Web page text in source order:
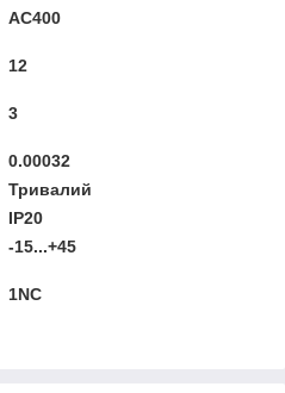
AC400
12
3
0.00032
Тривалий
IP20
-15...+45
1NC